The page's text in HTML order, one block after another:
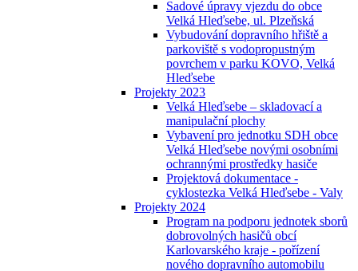
Sadové úpravy vjezdu do obce
Velká Hleďsebe, ul. Plzeňská
Vybudování dopravního hřiště a
parkoviště s vodopropustným
povrchem v parku KOVO, Velká
Hleďsebe
Projekty 2023
Velká Hleďsebe – skladovací a
manipulační plochy
Vybavení pro jednotku SDH obce
Velká Hleďsebe novými osobními
ochrannými prostředky hasiče
Projektová dokumentace -
cyklostezka Velká Hleďsebe - Valy
Projekty 2024
Program na podporu jednotek sborů
dobrovolných hasičů obcí
Karlovarského kraje - pořízení
nového dopravního automobilu